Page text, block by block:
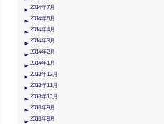
2014年7月
2014年6月
2014年4月
2014年3月
2014年2月
2014年1月
2013年12月
2013年11月
2013年10月
2013年9月
2013年8月